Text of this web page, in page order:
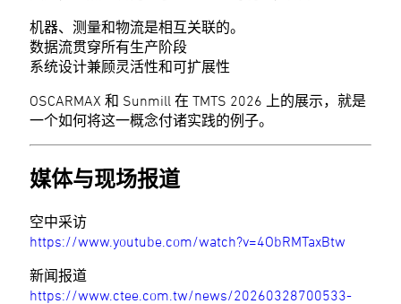
机器、测量和物流是相互关联的。
数据流贯穿所有生产阶段
系统设计兼顾灵活性和可扩展性
OSCARMAX 和 Sunmill 在 TMTS 2026 上的展示，就是
一个如何将这一概念付诸实践的例子。
媒体与现场报道
空中采访
https://www.youtube.com/watch?v=4ObRMTaxBtw
新闻报道
https://www.ctee.com.tw/news/20260328700533-